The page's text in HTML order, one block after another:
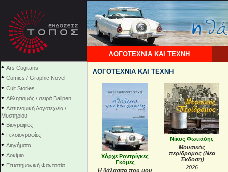
ΛΟΓΟΤΕΧΝΙΑ ΚΑΙ ΤΕΧΝΗ
• Ars Cogitans
• Comics / Graphic Novel
• Cult Stories
• Αθλητισμός / σειρά Ballpen
• Αστυνομική Λογοτεχνία /
Μυστηρίου
• Βιογραφίες
• Γελοιογραφίες
• Διηγήματα
• Δοκίμιο
• Επιστημονική Φαντασία
ΛΟΓΟΤΕΧΝΙΑ ΚΑΙ ΤΕΧΝΗ
Χόρχε Ροντρίγκες
Γκόμες
Η θάλασσα που μου
Νίκος Φωτιάδης
Μουσικός
περίδρομος (Νέα
Έκδοση)
2026